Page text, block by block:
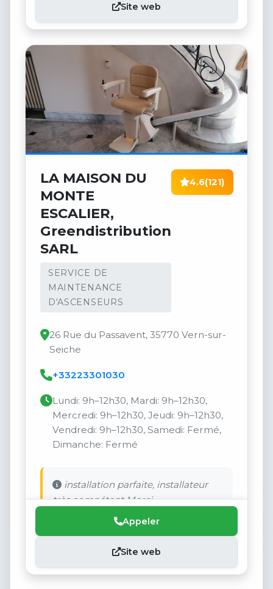
Site web
LA MAISON DU
MONTE
ESCALIER,
Greendistribution
SARL
SERVICE DE
MAINTENANCE
D'ASCENSEURS
4.6(121)
26 Rue du Passavent, 35770 Vern-sur-
Seiche
+33223301030
Lundi: 9h–12h30, Mardi: 9h–12h30,
Mercredi: 9h–12h30, Jeudi: 9h–12h30,
Vendredi: 9h–12h30, Samedi: Fermé,
Dimanche: Fermé
installation parfaite, installateur
très compétent Merci
Appeler
Site web